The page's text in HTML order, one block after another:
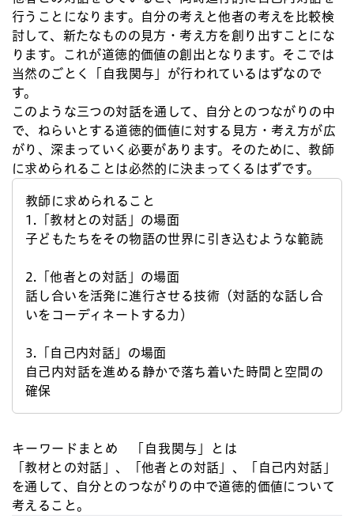
行うことになります。自分の考えと他者の考えを比較検
討して、新たなものの見方・考え方を創り出すことにな
ります。これが道徳的価値の創出となります。そこでは
当然のごとく「自我関与」が行われているはずなので
す。
このような三つの対話を通して、自分とのつながりの中
で、ねらいとする道徳的価値に対する見方・考え方が広
がり、深まっていく必要があります。そのために、教師
に求められることは必然的に決まってくるはずです。
教師に求められること
1.「教材との対話」の場面
子どもたちをその物語の世界に引き込むような範読
2.「他者との対話」の場面
話し合いを活発に進行させる技術（対話的な話し合
いをコーディネートする力）
3.「自己内対話」の場面
自己内対話を進める静かで落ち着いた時間と空間の
確保
キーワードまとめ 「自我関与」とは
「教材との対話」、「他者との対話」、「自己内対話」
を通して、自分とのつながりの中で道徳的価値について
考えること。